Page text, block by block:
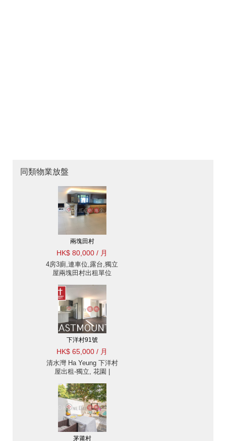
同類物業放盤
兩塊田村
HK$ 80,000 / 月
4房3廁,連車位,露台,獨立
屋兩塊田村出租單位
下洋村91號
HK$ 65,000 / 月
清水灣 Ha Yeung 下洋村
屋出租-獨立, 花園 |
豪地產 ID:2610下洋村91
號出售單位
茅莆村